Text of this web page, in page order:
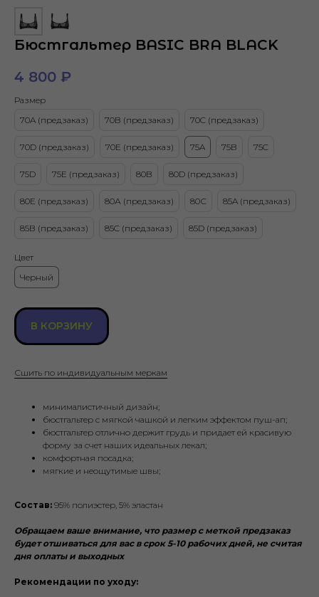
Бюстгальтер BASIC BRA BLACK
4 800 ₽
Размер
70A (предзаказ)
70B (предзаказ) 70C (предзаказ)
70D (предзаказ) 70Е (предзаказ) 75A 75B 75C
75D 75E (предзаказ) 80B 80D (предзаказ)
80E (предзаказ) 80А (предзаказ) 80С 85A (предзаказ)
85B (предзаказ) 85C (предзаказ) 85D (предзаказ)
Цвет
Черный
В КОРЗИНУ
Сшить по индивидуальным меркам
минималистичный дизайн;
бюстгальтер с мягкой чашкой и легким эффектом пуш-ап;
бюстгальтер отлично держит грудь и придает ей красивую
форму за счет наших идеальных лекал;
комфортная посадка;
мягкие и неощутимые швы;
Состав: 95% полиэстер, 5% эластан
Обращаем ваше внимание, что размер с меткой предзаказ
будет отшиваться для вас в срок 5-10 рабочих дней, не считая
дня оплаты и выходных
Рекомендации по уходу: